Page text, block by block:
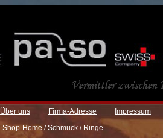
Über uns Firma-Adresse
Impressum
Shop-Home /Schmuck / Ringe